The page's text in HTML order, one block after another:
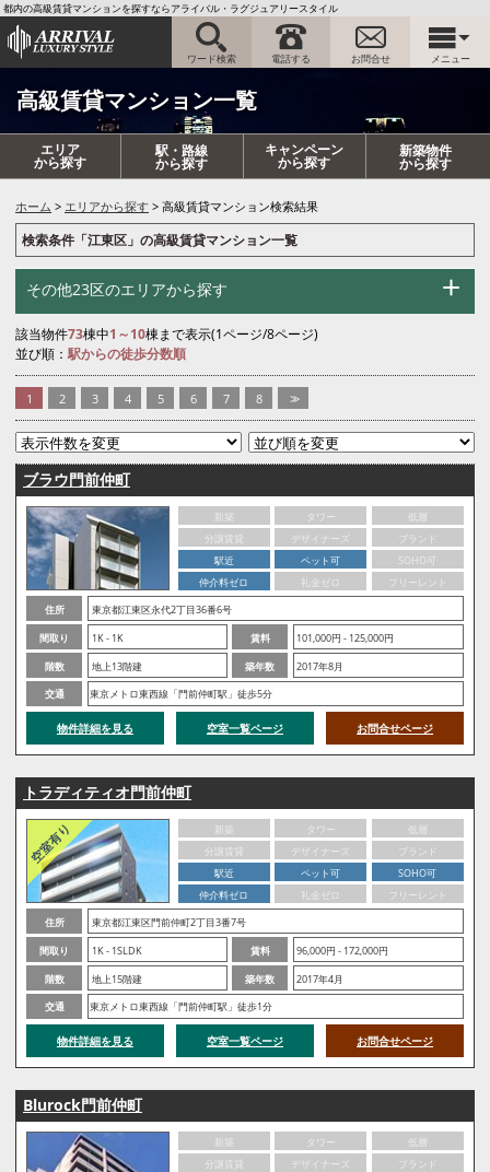
都内の高級賃貸マンションを探すならアライバル・ラグジュアリースタイル
ワード検索 電話する お問合せ メニュー
高級賃貸マンション一覧
エリア
から探す
駅・路線
から探す
キャンペーン
から探す
新築物件
から探す
ホーム エリアから探す 高級賃貸マンション検索結果
検索条件「江東区」の高級賃貸マンション一覧
その他23区のエリアから探す
該当物件73棟中1～10棟まで表示(1ページ/8ページ)
並び順：駅からの徒歩分数順
1 2 3 4 5 6 7 8 >>
ブラウ門前仲町
新築 タワー
低層
分譲賃貸
デザイナーズ
ブランド
駅近
ペット可
SOHO可
仲介料ゼロ
礼金ゼロ
フリーレント
住所
東京都江東区永代2丁目36番6号
間取り
1K - 1K 賃料
101,000円 - 125,000円
階数
地上13階建 築年数
2017年8月
交通
東京メトロ東西線「門前仲町駅」徒歩5分
物件詳細を見る 空室一覧ページ お問合せページ
トラディティオ門前仲町
新築 タワー
低層
分譲賃貸
デザイナーズ
ブランド
駅近
ペット可
SOHO可
仲介料ゼロ
礼金ゼロ
フリーレント
住所
東京都江東区門前仲町2丁目3番7号
間取り
1K - 1SLDK 賃料
96,000円 - 172,000円
階数
地上15階建 築年数
2017年4月
交通
東京メトロ東西線「門前仲町駅」徒歩1分
物件詳細を見る 空室一覧ページ お問合せページ
Blurock門前仲町
新築 タワー
低層
分譲賃貸
デザイナーズ
ブランド